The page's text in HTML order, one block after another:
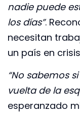
nadie puede
los días”.
necesitan
un país en
“No sabemos
vuelta de la
esperanzado